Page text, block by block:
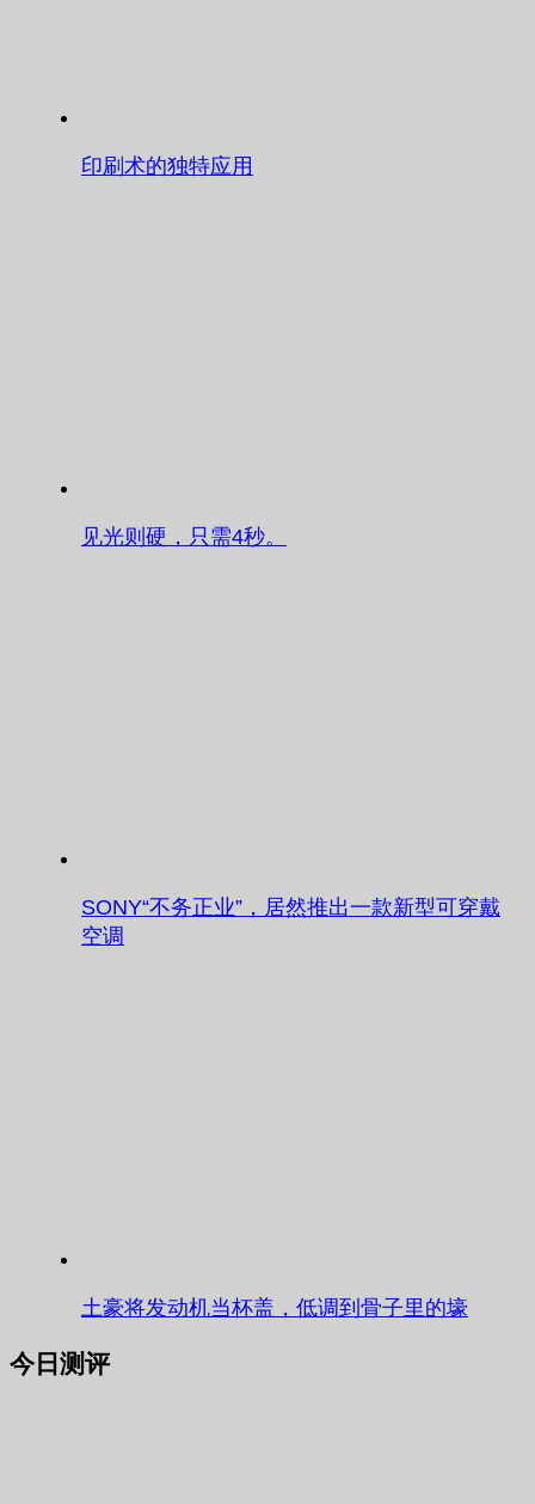
印刷术的独特应用
见光则硬，只需4秒。
SONY“不务正业”，居然推出一款新型可穿戴
空调
土豪将发动机当杯盖，低调到骨子里的壕
今日测评